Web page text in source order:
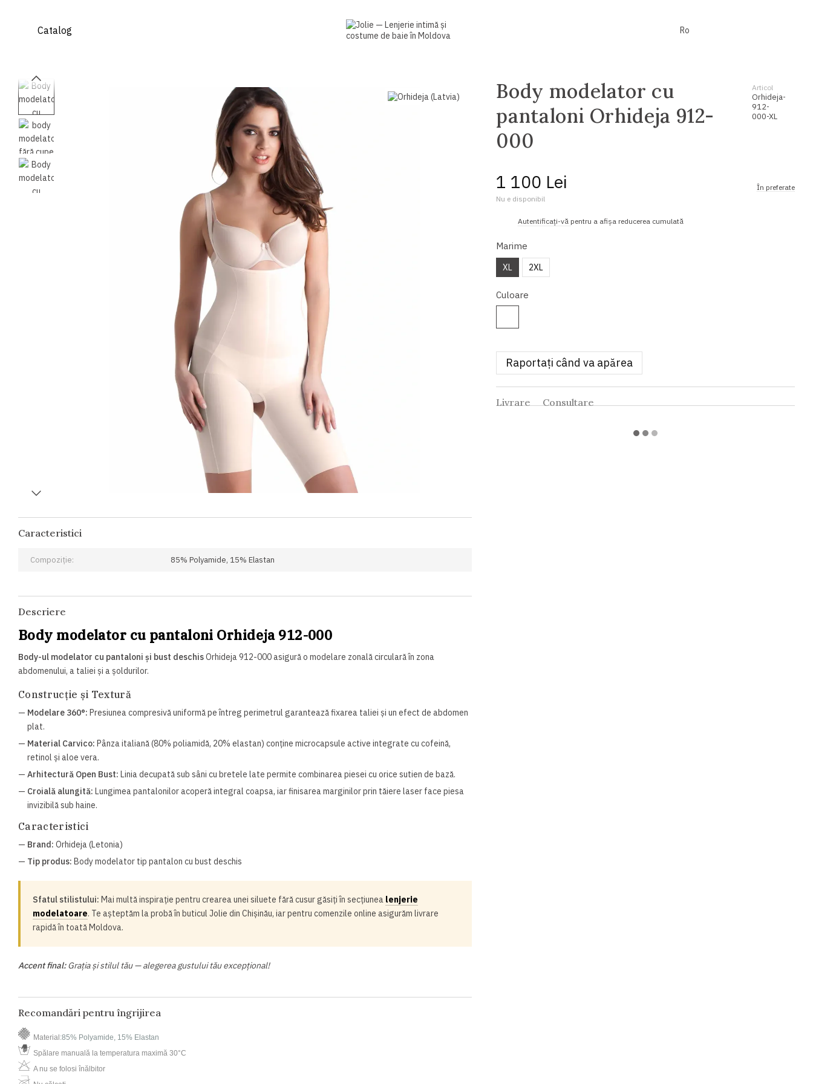
Catalog Ro
Caracteristici
Compoziție: 85% Polyamide, 15% Elastan
Descriere
Body modelator cu pantaloni Orhideja 912-000
Body-ul modelator cu pantaloni și bust deschisOrhideja 912-000 asigură o modelare zonală circulară în zona
abdomenului, a taliei și a șoldurilor.
Construcție și Textură
— Modelare 360°: Presiunea compresivă uniformă pe întreg perimetrul garantează fixarea taliei și un efect de abdomen
plat.
— Material Carvico: Pânza italiană (80% poliamidă, 20% elastan) conține microcapsule active integrate cu cofeină,
retinol și aloe vera.
— Arhitectură Open Bust: Linia decupată sub sâni cu bretele late permite combinarea piesei cu orice sutien de bază.
— Croială alungită: Lungimea pantalonilor acoperă integral coapsa, iar finisarea marginilor prin tăiere laser face piesa
invizibilă sub haine.
Caracteristici
— Brand: Orhideja (Letonia)
— Tip produs: Body modelator tip pantalon cu bust deschis
Sfatul stilistului: Mai multă inspirație pentru crearea unei siluete fără cusur găsiți în secțiunea lenjerie
modelatoare. Te așteptăm la probă în buticul Jolie din Chișinău, iar pentru comenzile online asigurăm livrare
rapidă în toată Moldova.
Accent final:Grația și stilul tău — alegerea gustului tău excepțional!
Recomandări pentru îngrijirea
Material:85% Polyamide, 15% Elastan
Spălare manuală la temperatura maximă 30°C
A nu se folosi înălbitor
Body modelator cu
pantaloni Orhideja 912-
000
Articol
Orhideja-
912-
000-XL
1 100 Lei
Nu e disponibil
În preferate
Autentificați-vă pentru a afișa reducerea cumulată
Marime
XL 2XL
Culoare
Raportați când va apărea
Livrare Consultare